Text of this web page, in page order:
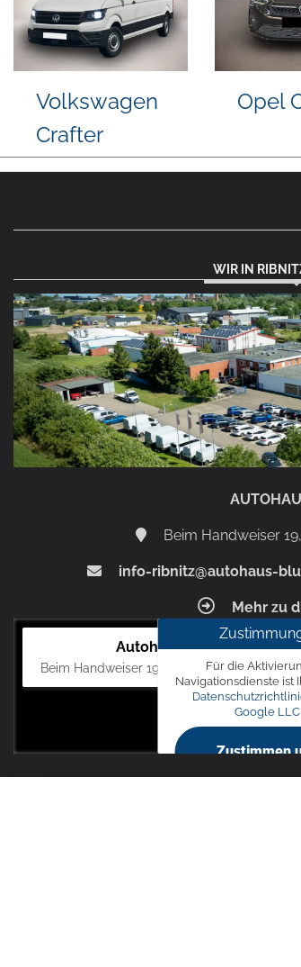
Volkswagen
WIR IN
Beim Handweiser
info-ribnitz@autohaus-
Mehr zu
Autohaus Blunck
Beim Handweiser 19, 18311 Ribnitz-
Für die
Navigationsdienste ist
Google LLC
Zustimmen